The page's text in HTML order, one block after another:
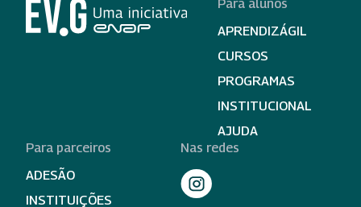
Para alunos
APRENDIZÁGIL
CURSOS
PROGRAMAS
INSTITUCIONAL
AJUDA
Para parceiros
ADESÃO
INSTITUIÇÕES
Nas redes